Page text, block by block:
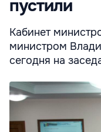
пустили
Кабинет
министром
сегодня на